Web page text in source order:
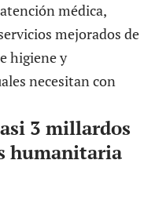
médica,
mejorados de
higiene y
necesitan con
3 millardos
humanitaria